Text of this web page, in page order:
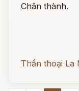
Chân thành.
Thần thoại La